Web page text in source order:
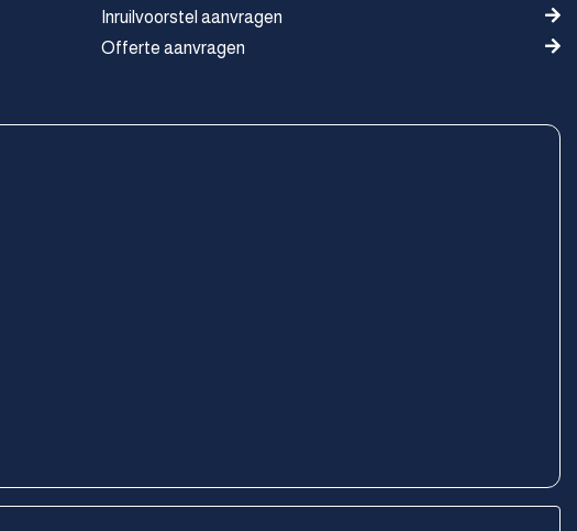
Inruilvoorstel aanvragen
Offerte aanvragen